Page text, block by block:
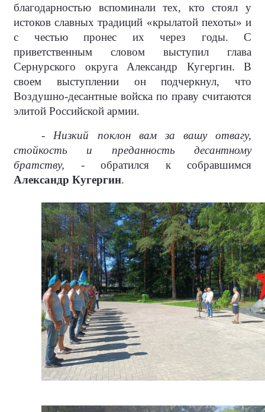
благодарностью вспоминали тех, кто стоял у
истоков славных традиций «крылатой пехоты» и
с честью пронес их через годы. С
приветственным словом выступил глава
Сернурского округа Александр Кугергин. В
своем выступлении он подчеркнул, что
Воздушно-десантные войска по праву считаются
элитой Российской армии.
- Низкий поклон вам за вашу отвагу,
стойкость и преданность десантному
братству, -обратился к собравшимся
Александр Кугергин.